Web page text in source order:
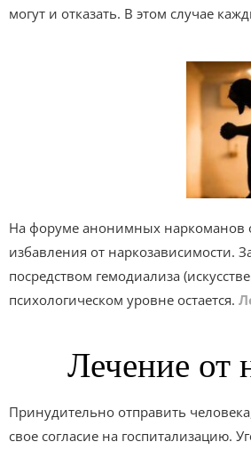
могут и отказать. В этом случае
На форуме анонимных наркоманов
избавления от наркозависимости.
посредством гемодиализа
психологическом уровне остается.
Лечение от
Принудительно отправить
свое согласие на госпитализацию.